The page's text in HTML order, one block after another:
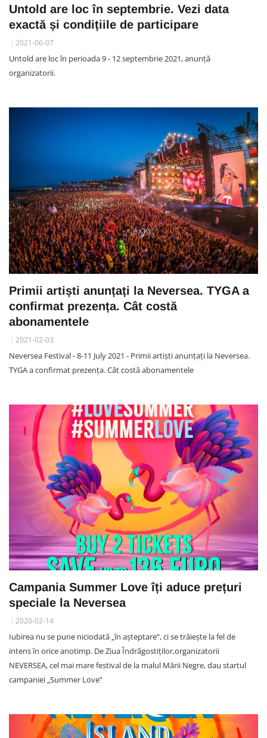
Untold are loc în septembrie. Vezi data
exactă și condițiile de participare
2021-06-07
Untold are loc în perioada 9 - 12 septembrie 2021, anunță
organizatorii.
Primii artiști anunțați la Neversea. TYGA a
confirmat prezența. Cât costă
abonamentele
2021-02-03
Neversea Festival - 8-11 July 2021 - Primii artiști anunțați la Neversea.
TYGA a confirmat prezența. Cât costă abonamentele
Campania Summer Love îți aduce prețuri
speciale la Neversea
2020-02-14
Iubirea nu se pune niciodată „în așteptare”, ci se trăiește la fel de
intens în orice anotimp. De Ziua Îndrăgostiților,organizatorii
NEVERSEA, cel mai mare festival de la malul Mării Negre, dau startul
campaniei „Summer Love”